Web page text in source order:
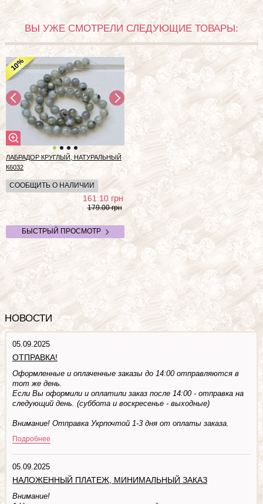
ВЫ УЖЕ СМОТРЕЛИ СЛЕДУЮЩИЕ ТОВАРЫ:
10%
ЛАБРАДОР КРУГЛЫЙ, НАТУРАЛЬНЫЙ
К6032
СООБЩИТЬ О НАЛИЧИИ
161.10грн
179.00 грн
БЫСТРЫЙ ПРОСМОТР
НОВОСТИ
05.09.2025
ОТПРАВКА!
Оформленные и оплаченные заказы до 14:00 отправляются в
тот же день.
Если Вы оформили и оплатили заказ после 14:00 - отправка на
следующий день. (суббота и воскресенье - выходные)
Внимание! Отправка Укрпочтой 1-3 дня от оплаты заказа.
Подробнее
05.09.2025
НАЛОЖЕННЫЙ ПЛАТЕЖ, МИНИМАЛЬНЫЙ ЗАКАЗ
Внимание!